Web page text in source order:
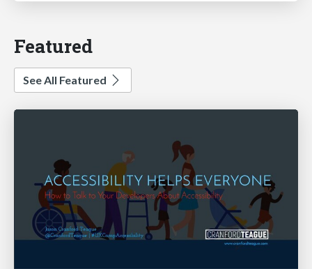
Featured
See All Featured